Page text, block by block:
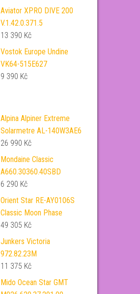
Aviator XPRO DIVE 200
V.1.42.0.371.5
13 390 Kč
Vostok Europe Undine
VK64-515E627
9 390 Kč
Alpina Alpiner Extreme
Solarmetre AL-140W3AE6
26 990 Kč
Mondaine Classic
A660.30360.40SBD
6 290 Kč
Orient Star RE-AY0106S
Classic Moon Phase
49 305 Kč
Junkers Victoria
972.82.23M
11 375 Kč
Mido Ocean Star GMT